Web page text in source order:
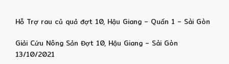
Hỗ Trợ rau củ quả đợt 10, Hậu Giang – Quấn 1 – Sài Gòn
Giải Cứu Nông Sản Đợt 10, Hậu Giang – Sài Gòn
13/10/2021